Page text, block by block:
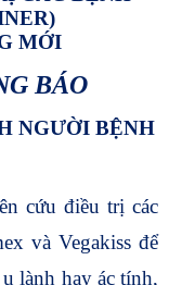
MỚI
BÁO
NGƯỜI BỆNH
cứu điều trị các
và Vegakiss để
lành hay ác tính,